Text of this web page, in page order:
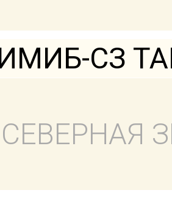
СЗ
СЕВЕРНАЯ